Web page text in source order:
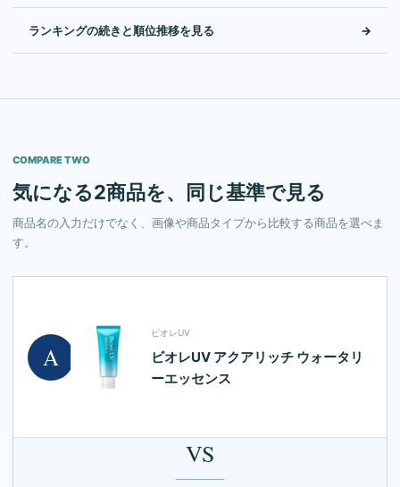
ランキングの続きと順位推移を見る →
COMPARE TWO
気になる2商品を、同じ基準で見る
商品名の入力だけでなく、画像や商品タイプから比較する商品を選べま
す。
A
ビオレUV
ビオレUV アクアリッチ ウォータリ
ーエッセンス
VS